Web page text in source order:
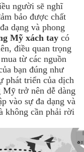
người sẽ nghĩ
bảo được chất
dạng và phong
Mỹ xách tay có
điều quan trọng
từ các nguồn
bạn đúng như
phát triển của dịch
trở nên dễ dàng
vào sự đa dạng và
không cần phải rời